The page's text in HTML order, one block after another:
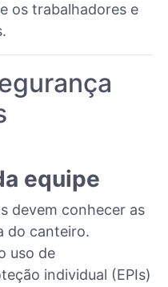
os trabalhadores e
equipe
devem conhecer as
do canteiro.
uso de
individual (EPIs)